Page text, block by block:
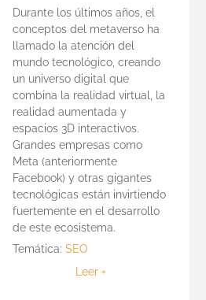
Durante los últimos años, el
conceptos del metaverso ha
llamado la atención del
mundo tecnológico, creando
un universo digital que
combina la realidad virtual, la
realidad aumentada y
espacios 3D interactivos.
Grandes empresas como
Meta (anteriormente
Facebook) y otras gigantes
tecnológicas están invirtiendo
fuertemente en el desarrollo
de este ecosistema.
Temática: SEO
Leer +